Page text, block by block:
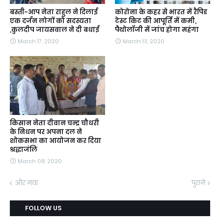
बस्ती-आप नेता राहुल ने दिलाई
एक दर्जन लोगों को सदस्यता
,कुलदीप जायसवाल ने दी बधाई
March 17, 2020
कोरोना के कहर से भारत में रैपिड
टेस्ट किट की आपूर्ति में कमी,
पैथोलॉजी में जांच होगा महंगा
March 13, 2020
किसान नेता दीवान चन्द्र चौधरी
के निधन पर अपना दल ने
शोकसभा का आयोजन कर दिया
श्रद्धाजंलि
March 08, 2020
और नया पुराने
FOLLOW US